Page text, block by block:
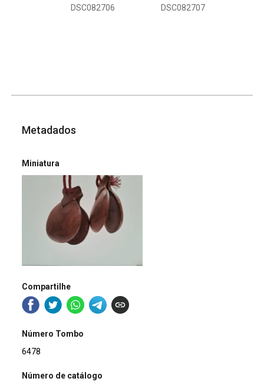
DSC082706 DSC082707
Metadados
Miniatura
Compartilhe
Número Tombo
6478
Número de catálogo